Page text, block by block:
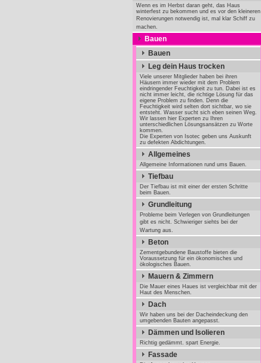
Wenn es im Herbst daran geht, das Haus
winterfest zu bekommen und es vor den kleineren
Renovierungen notwendig ist, mal klar Schiff zu
machen.
Bauen
Bauen
Leg dein Haus trocken
Viele unserer Mitglieder haben bei ihren
Häusern immer wieder mit dem Problem
eindringender Feuchtigkeit zu tun. Dabei ist es
nicht immer leicht, die richtige Lösung für das
eigene Problem zu finden. Denn die
Feuchtigkeit wird selten dort sichtbar, wo sie
entsteht. Wasser sucht sich eben seinen Weg.
Wir lassen hier Experten zu Ihren
unterschiedlichen Lösungsansätzen zu Worte
kommen.
Die Experten von Isotec geben uns Auskunft
zu defekten Abdichtungen.
Allgemeines
Allgemeine Informationen rund ums Bauen.
Tiefbau
Der Tiefbau ist mit einer der ersten Schritte
beim Bauen.
Grundleitung
Probleme beim Verlegen von Grundleitungen
gibt es nicht. Schwieriger siehts bei der
Wartung aus.
Beton
Zementgebundene Baustoffe bieten die
Voraussetzung für ein ökonomisches und
ökologisches Bauen.
Mauern & Zimmern
Die Mauer eines Haues ist vergleichbar mit der
Haut des Menschen.
Dach
Wir haben uns bei der Dacheindeckung den
umgebenden Bauten angepasst.
Dämmen und Isolieren
Richtig gedämmt. spart Energie.
Fassade